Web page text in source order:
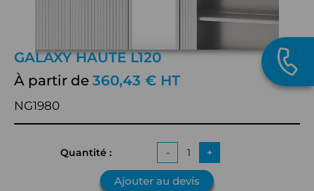
GALAXY HAUTE L120
À partir de 360,43 € HT
NG1980
Quantité : - +
Ajouter au devis